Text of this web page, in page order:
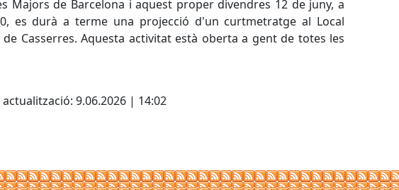
Majors de Barcelona i aquest proper divendres 12 de juny, a
es durà a terme una projecció d'un curtmetratge al Local
de Casserres. Aquesta activitat està oberta a gent de totes les
9.06.2026 | 14:02